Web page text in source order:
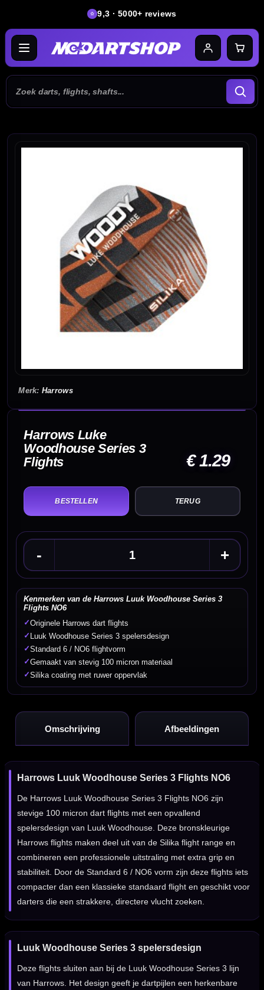
9,3 · 5000+ reviews
Harrows
Harrows Luke
Woodhouse Series 3
Flights
€ 1.29
TERUG
Kenmerken van de Harrows Luuk Woodhouse Series 3
Flights NO6
✓Originele Harrows dart flights
✓ Luuk Woodhouse Series 3 spelersdesign
✓Standard 6 / NO6 flightvorm
✓Gemaakt van stevig 100 micron materiaal
✓Silika coating met ruwer oppervlak
- +
Omschrijving Afbeeldingen
Harrows Luuk Woodhouse Series 3 Flights NO6
De Harrows Luuk Woodhouse Series 3 Flights NO6 zijn
stevige 100 micron dart flights met een opvallend
spelersdesign van Luuk Woodhouse. Deze bronskleurige
Harrows flights maken deel uit van de Silika flight range en
combineren een professionele uitstraling met extra grip en
stabiliteit. Door de Standard 6 / NO6 vorm zijn deze flights iets
compacter dan een klassieke standaard flight en geschikt voor
darters die een strakkere, directere vlucht zoeken.
Luuk Woodhouse Series 3 spelersdesign
Deze flights sluiten aan bij de Luuk Woodhouse Series 3 lijn
van Harrows. Het design geeft je dartpijlen een herkenbare